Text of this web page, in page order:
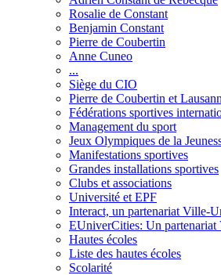
Rosalie de Constant
Benjamin Constant
Pierre de Coubertin
Anne Cuneo
...
Siège du CIO
Pierre de Coubertin et
Fédérations sportives
Management du sport
Jeux Olympiques de la
Manifestations sportives
Grandes installations sportives
Clubs et associations
Université et EPF
Interact, un partenariat Ville-
EUniverCities: Un
Hautes écoles
Liste des hautes écoles
Scolarité